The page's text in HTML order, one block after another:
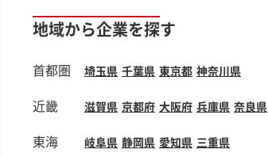
地域から企業を探す
首都圏 埼玉県 千葉県 東京都 神奈川県
近畿 滋賀県 京都府 大阪府 兵庫県 奈良県
東海 岐阜県 静岡県 愛知県 三重県